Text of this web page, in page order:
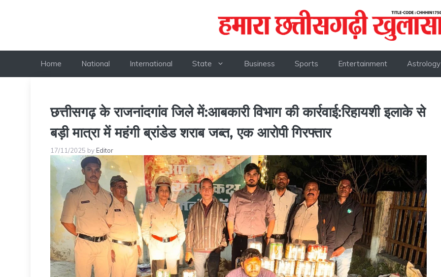
Home National International State Business Sports Entertainment Astrology
छत्तीसगढ़ के राजनांदगांव जिले में:आबकारी विभाग की कार्रवाई:रिहायशी इलाके से
बड़ी मात्रा में महंगी ब्रांडेड शराब जब्त, एक आरोपी गिरफ्तार
17/11/2025 by Editor